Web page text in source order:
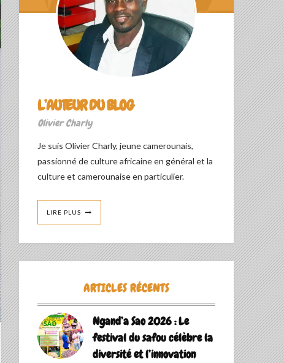
L’AUTEUR DU BLOG
Olivier Charly
Je suis Olivier Charly, jeune camerounais,
passionné de culture africaine en général et la
culture et camerounaise en particulier.
LIRE PLUS
ARTICLES RÉCENTS
Ngand’a Sao 2026 : Le
festival du safou célèbre la
diversité et l’innovation